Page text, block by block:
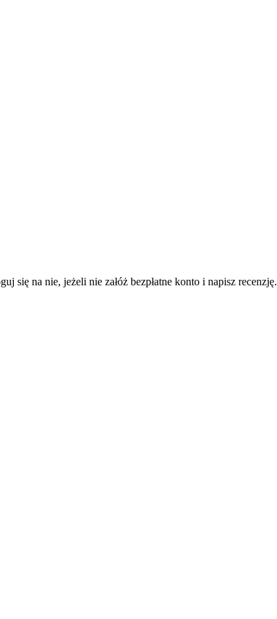
się na nie, jeżeli nie załóż bezpłatne konto i napisz recenzję.